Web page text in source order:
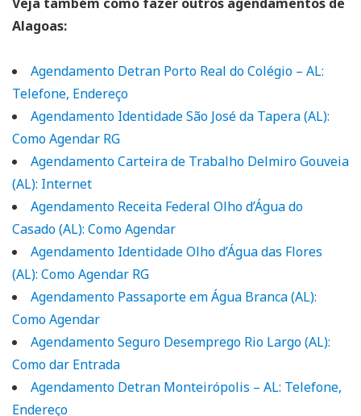
Alagoas:
Agendamento Detran Porto Real do Colégio – AL:
Telefone, Endereço
Agendamento Identidade São José da Tapera (AL):
Como Agendar RG
Agendamento Carteira de Trabalho Delmiro Gouveia
(AL): Internet
Agendamento Receita Federal Olho d’Água do
Casado (AL): Como Agendar
Agendamento Identidade Olho d’Água das Flores
(AL): Como Agendar RG
Agendamento Passaporte em Água Branca (AL):
Como Agendar
Agendamento Seguro Desemprego Rio Largo (AL):
Como dar Entrada
Agendamento Detran Monteirópolis – AL: Telefone,
Endereço